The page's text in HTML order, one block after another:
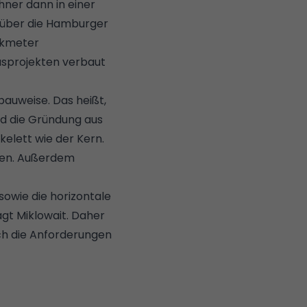
dann in einer
die Hamburger
verbaut
Das heißt,
die Gründung aus
wie der Kern.
Außerdem
die horizontale
Miklowait. Daher
die Anforderungen